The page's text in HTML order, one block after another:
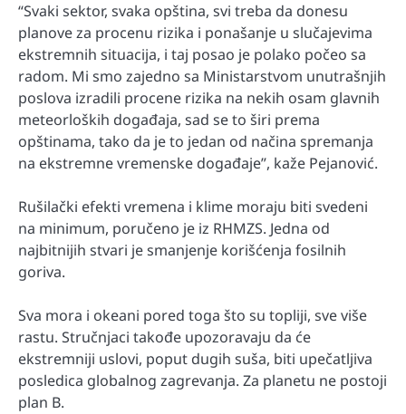
“Svaki sektor, svaka opština, svi treba da donesu
planove za procenu rizika i ponašanje u slučajevima
ekstremnih situacija, i taj posao je polako počeo sa
radom. Mi smo zajedno sa Ministarstvom unutrašnjih
poslova izradili procene rizika na nekih osam glavnih
meteorloških događaja, sad se to širi prema
opštinama, tako da je to jedan od načina spremanja
na ekstremne vremenske događaje”, kaže Pejanović.
Rušilački efekti vremena i klime moraju biti svedeni
na minimum, poručeno je iz RHMZS. Jedna od
najbitnijih stvari je smanjenje korišćenja fosilnih
goriva.
Sva mora i okeani pored toga što su topliji, sve više
rastu. Stručnjaci takođe upozoravaju da će
ekstremniji uslovi, poput dugih suša, biti upečatljiva
posledica globalnog zagrevanja. Za planetu ne postoji
plan B.